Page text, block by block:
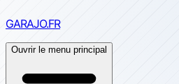
GARAJO.FR
Ouvrir le menu principal